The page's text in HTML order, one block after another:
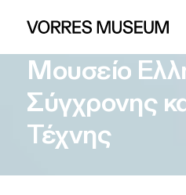
Μουσείο
Σύγχρονης
Τέχνης